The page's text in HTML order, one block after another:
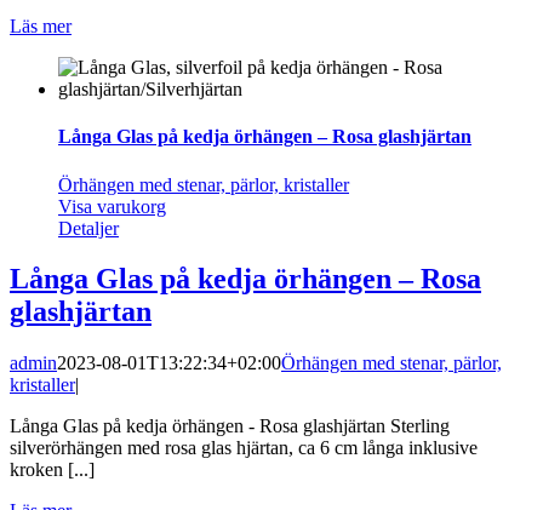
Läs mer
Långa Glas på kedja örhängen – Rosa glashjärtan
Örhängen med stenar, pärlor, kristaller
Visa varukorg
Detaljer
Långa Glas på kedja örhängen – Rosa
glashjärtan
admin2023-08-01T13:22:34+02:00Örhängen med stenar, pärlor,
kristaller|
Långa Glas på kedja örhängen - Rosa glashjärtan Sterling
silverörhängen med rosa glas hjärtan, ca 6 cm långa inklusive
kroken [...]